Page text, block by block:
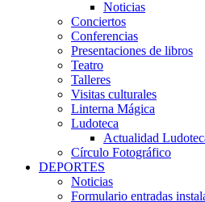
Noticias
Conciertos
Conferencias
Presentaciones de libros
Teatro
Talleres
Visitas culturales
Linterna Mágica
Ludoteca
Actualidad
Círculo Fotográfico
DEPORTES
Noticias
Formulario entradas